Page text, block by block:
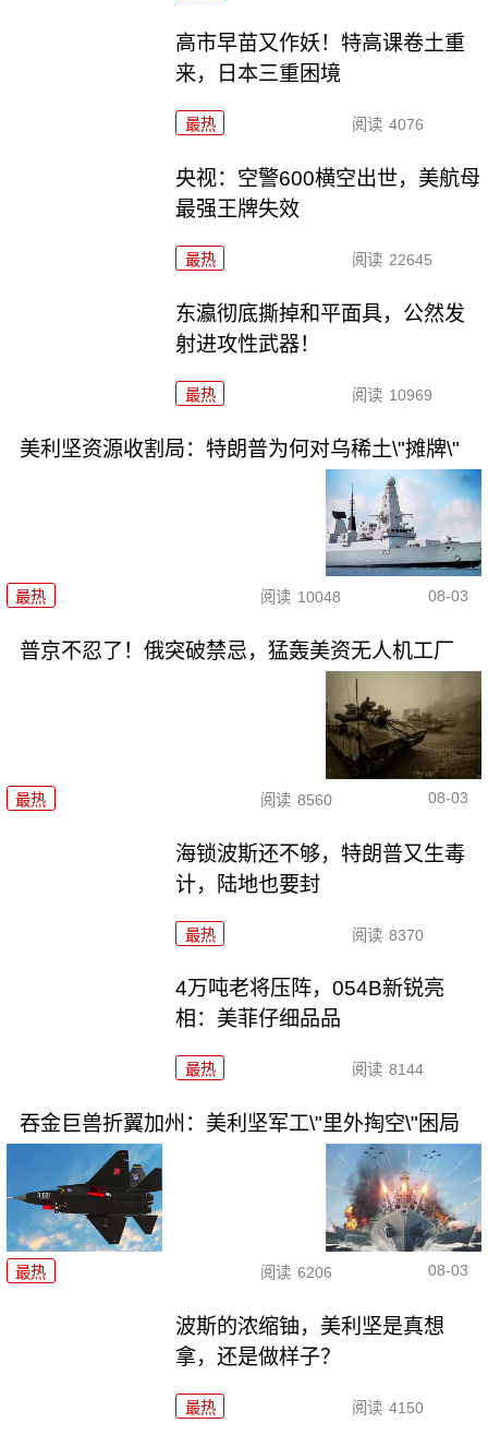
高市早苗又作妖！特高课卷土重
来，日本三重困境
最热 阅读 4076
央视：空警600横空出世，美航母
最强王牌失效
最热 阅读 22645
东瀛彻底撕掉和平面具，公然发
射进攻性武器！
最热 阅读 10969
美利坚资源收割局：特朗普为何对乌稀土\"摊牌\"
最热 阅读 10048 08-03
普京不忍了！俄突破禁忌，猛轰美资无人机工厂
最热 阅读 8560 08-03
海锁波斯还不够，特朗普又生毒
计，陆地也要封
最热 阅读 8370
4万吨老将压阵，054B新锐亮
相：美菲仔细品品
最热 阅读 8144
吞金巨兽折翼加州：美利坚军工\"里外掏空\"困局
最热 阅读 6206 08-03
波斯的浓缩铀，美利坚是真想
拿，还是做样子？
最热 阅读 4150